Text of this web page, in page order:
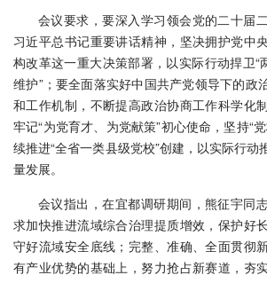
会议要求，要深入学习领会党的二十届
习近平总书记重要讲话精神，坚决拥护党中
构改革这一重大决策部署，以实际行动捍卫“
维护”；要全面落实好中国共产党领导下的政
和工作机制，不断提高政治协商工作科学化
牢记“为党育才、为党献策”初心使命，坚持“
续推进“全省一类县级党校”创建，以实际行动
量发展。
会议指出，在宜都调研期间，熊征宇同
求加快推进流域综合治理提质增效，保护好
守好流域安全底线；完整、准确、全面贯彻
有产业优势的基础上，努力抢占新赛道，夯